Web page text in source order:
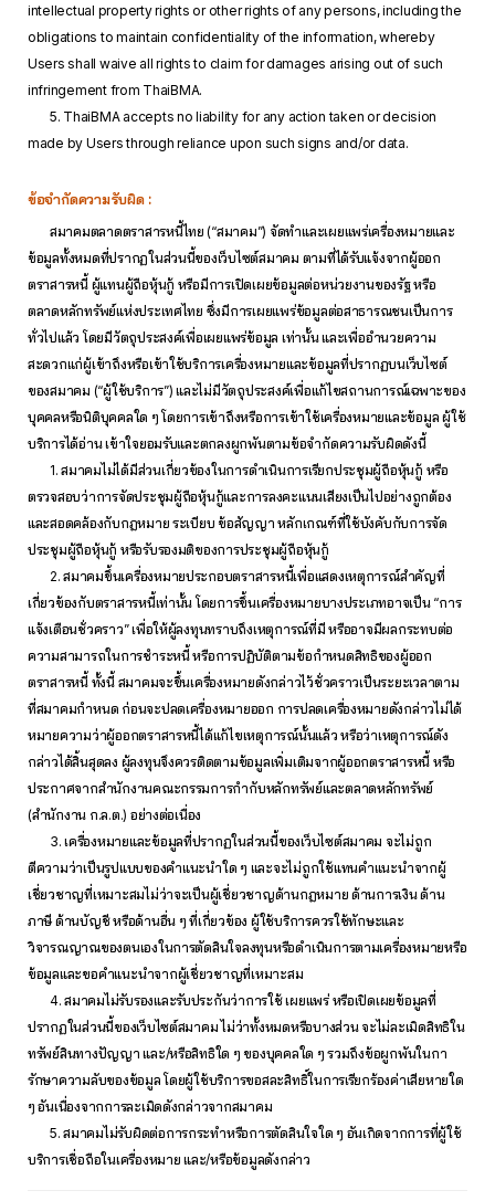
intellectual property rights or other rights of any persons, including the
obligations to maintain confidentiality of the information, whereby
Users shall waive all rights to claim for damages arising out of such
infringement from ThaiBMA.
5. ThaiBMA accepts no liability for any action taken or decision
made by Users through reliance upon such signs and/or data.
ข้อจำกัดความรับผิด :
สมาคมตลาดตราสารหนี้ไทย (“สมาคม”) จัดทำและเผยแพร่เครื่องหมายและ
ข้อมูลทั้งหมดที่ปรากฏในส่วนนี้ของเว็บไซต์สมาคม ตามที่ได้รับแจ้งจากผู้ออก
ตราสารหนี้ ผู้แทนผู้ถือหุ้นกู้ หรือมีการเปิดเผยข้อมูลต่อหน่วยงานของรัฐ หรือ
ตลาดหลักทรัพย์แห่งประเทศไทย ซึ่งมีการเผยแพร่ข้อมูลต่อสาธารณชนเป็นการ
ทั่วไปแล้ว โดยมีวัตถุประสงค์เพื่อเผยแพร่ข้อมูล เท่านั้น และเพื่ออำนวยความ
สะดวกแก่ผู้เข้าถึงหรือเข้าใช้บริการเครื่องหมายและข้อมูลที่ปรากฏบนเว็บไซต์
ของสมาคม (“ผู้ใช้บริการ”) และไม่มีวัตถุประสงค์เพื่อแก้ไขสถานการณ์เฉพาะของ
บุคคลหรือนิติบุคคลใด ๆ โดยการเข้าถึงหรือการเข้าใช้เครื่องหมายและข้อมูล ผู้ใช้
บริการได้อ่าน เข้าใจยอมรับและตกลงผูกพันตามข้อจำกัดความรับผิดดังนี้
1. สมาคมไม่ได้มีส่วนเกี่ยวข้องในการดำเนินการเรียกประชุมผู้ถือหุ้นกู้ หรือ
ตรวจสอบว่าการจัดประชุมผู้ถือหุ้นกู้และการลงคะแนนเสียงเป็นไปอย่างถูกต้อง
และสอดคล้องกับกฎหมาย ระเบียบ ข้อสัญญา หลักเกณฑ์ที่ใช้บังคับกับการจัด
ประชุมผู้ถือหุ้นกู้ หรือรับรองมติของการประชุมผู้ถือหุ้นกู้
2. สมาคมขึ้นเครื่องหมายประกอบตราสารหนี้เพื่อแสดงเหตุการณ์สำคัญที่
เกี่ยวข้องกับตราสารหนี้เท่านั้น โดยการขึ้นเครื่องหมายบางประเภทอาจเป็น “การ
แจ้งเตือนชั่วคราว” เพื่อให้ผู้ลงทุนทราบถึงเหตุการณ์ที่มี หรืออาจมีผลกระทบต่อ
ความสามารถในการชำระหนี้ หรือการปฏิบัติตามข้อกำหนดสิทธิของผู้ออก
ตราสารหนี้ ทั้งนี้ สมาคมจะขึ้นเครื่องหมายดังกล่าวไว้ชั่วคราวเป็นระยะเวลาตาม
ที่สมาคมกำหนด ก่อนจะปลดเครื่องหมายออก การปลดเครื่องหมายดังกล่าวไม่ได้
หมายความว่าผู้ออกตราสารหนี้ได้แก้ไขเหตุการณ์นั้นแล้ว หรือว่าเหตุการณ์ดัง
กล่าวได้สิ้นสุดลง ผู้ลงทุนจึงควรติดตามข้อมูลเพิ่มเติมจากผู้ออกตราสารหนี้ หรือ
ประกาศจากสำนักงานคณะกรรมการกำกับหลักทรัพย์และตลาดหลักทรัพย์
(สำนักงาน ก.ล.ต.) อย่างต่อเนื่อง
3. เครื่องหมายและข้อมูลที่ปรากฏในส่วนนี้ของเว็บไซต์สมาคม จะไม่ถูก
ตีความว่าเป็นรูปแบบของคำแนะนำใด ๆ และจะไม่ถูกใช้แทนคำแนะนำจากผู้
เชี่ยวชาญที่เหมาะสมไม่ว่าจะเป็นผู้เชี่ยวชาญด้านกฎหมาย ด้านการเงิน ด้าน
ภาษี ด้านบัญชี หรือด้านอื่น ๆ ที่เกี่ยวข้อง ผู้ใช้บริการควรใช้ทักษะและ
วิจารณญาณของตนเองในการตัดสินใจลงทุนหรือดำเนินการตามเครื่องหมายหรือ
ข้อมูลและขอคำแนะนำจากผู้เชี่ยวชาญที่เหมาะสม
4. สมาคมไม่รับรองและรับประกันว่าการใช้ เผยแพร่ หรือเปิดเผยข้อมูลที่
ปรากฏในส่วนนี้ของเว็บไซต์สมาคม ไม่ว่าทั้งหมดหรือบางส่วน จะไม่ละเมิดสิทธิใน
ทรัพย์สินทางปัญญา และ/หรือสิทธิใด ๆ ของบุคคลใด ๆ รวมถึงข้อผูกพันในกา
รักษาความลับของข้อมูล โดยผู้ใช้บริการขอสละสิทธิ์ในการเรียกร้องค่าเสียหายใด
ๆ อันเนื่องจากการละเมิดดังกล่าวจากสมาคม
5. สมาคมไม่รับผิดต่อการกระทำหรือการตัดสินใจใด ๆ อันเกิดจากการที่ผู้ใช้
บริการเชื่อถือในเครื่องหมาย และ/หรือข้อมูลดังกล่าว